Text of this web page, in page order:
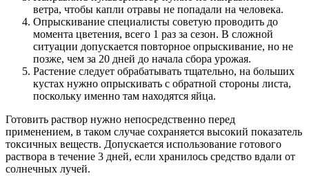
ветра, чтобы капли отравы не попадали на человека.
Опрыскивание специалисты советую проводить до
момента цветения, всего 1 раз за сезон. В сложной
ситуации допускается повторное опрыскивание, но не
позже, чем за 20 дней до начала сбора урожая.
Растение следует обрабатывать тщательно, на больших
кустах нужно опрыскивать с обратной стороны листа,
поскольку именно там находятся яйца.
Готовить раствор нужно непосредственно перед
применением, в таком случае сохраняется высокий показатель
токсичных веществ. Допускается использование готового
раствора в течение 3 дней, если хранилось средство вдали от
солнечных лучей.